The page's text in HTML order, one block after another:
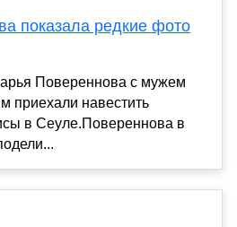
показала редкие фото
Повереннова с мужем
навестить
в Сеуле.Повереннова в